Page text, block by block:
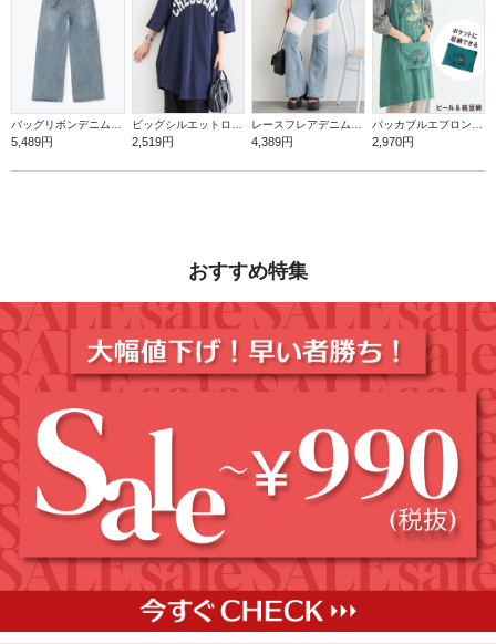
5,489円 2,519円 4,389円 2,970円
おすすめ特集